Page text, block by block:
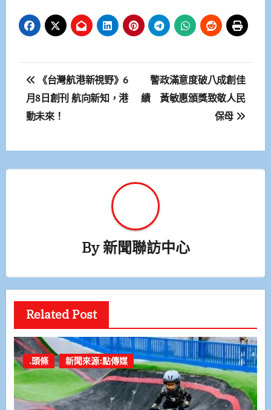
文
章
導
覽
《台灣航港新視野》6
月8日創刊 航向新知，港
動未來！
警政滿意度破八成創佳
績 黃敏惠頒獎致敬人民
保母
By新聞聯訪中心
Related Post
.頭條 新聞來源:點傳媒